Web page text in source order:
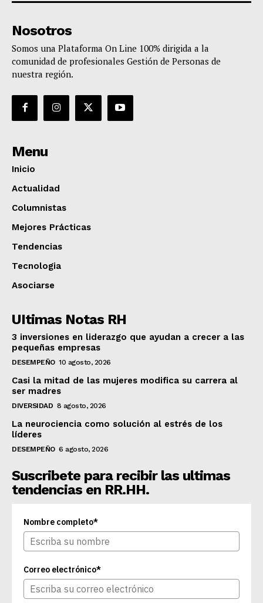
Nosotros
Somos una Plataforma On Line 100% dirigida a la
comunidad de profesionales Gestión de Personas de
nuestra región.
Menu
Inicio
Actualidad
Columnistas
Mejores Prácticas
Tendencias
Tecnologia
Asociarse
UItimas Notas RH
3 inversiones en liderazgo que ayudan a crecer a las
pequeñas empresas
DESEMPEÑO 10 agosto, 2026
Casi la mitad de las mujeres modifica su carrera al
ser madres
DIVERSIDAD 8 agosto, 2026
La neurociencia como solución al estrés de los
líderes
DESEMPEÑO 6 agosto, 2026
Suscribete para recibir las ultimas
tendencias en RR.HH.
Nombre completo*
Correo electrónico*